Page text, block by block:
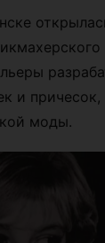
и причесок,
моды.